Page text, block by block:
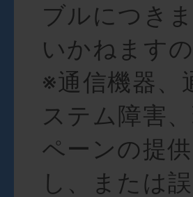
ブルにつき
いかねます
※通信機器
ステム障害
ペーンの提
し、または